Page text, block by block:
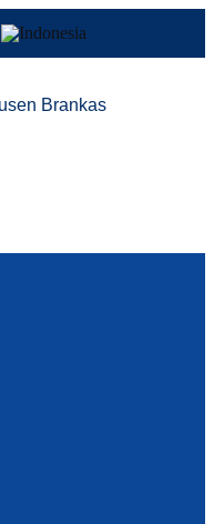
Brankas